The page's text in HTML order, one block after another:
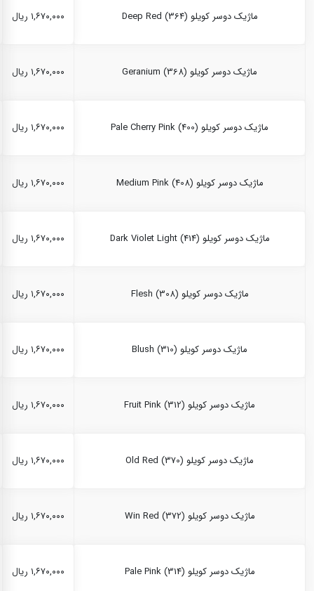
ماژیک دوسر کویلو Deep Red (364) ۱,۶۷۰,۰۰۰ ریال
ماژیک دوسر کویلو Geranium (368) ۱,۶۷۰,۰۰۰ ریال
ماژیک دوسر کویلو Pale Cherry Pink (400) ۱,۶۷۰,۰۰۰ ریال
ماژیک دوسر کویلو Medium Pink (408) ۱,۶۷۰,۰۰۰ ریال
ماژیک دوسر کویلو Dark Violet Light (414) ۱,۶۷۰,۰۰۰ ریال
ماژیک دوسر کویلو Flesh (308) ۱,۶۷۰,۰۰۰ ریال
ماژیک دوسر کویلو Blush (310) ۱,۶۷۰,۰۰۰ ریال
ماژیک دوسر کویلو Fruit Pink (312) ۱,۶۷۰,۰۰۰ ریال
ماژیک دوسر کویلو Old Red (370) ۱,۶۷۰,۰۰۰ ریال
ماژیک دوسر کویلو Win Red (372) ۱,۶۷۰,۰۰۰ ریال
ماژیک دوسر کویلو Pale Pink (314) ۱,۶۷۰,۰۰۰ ریال